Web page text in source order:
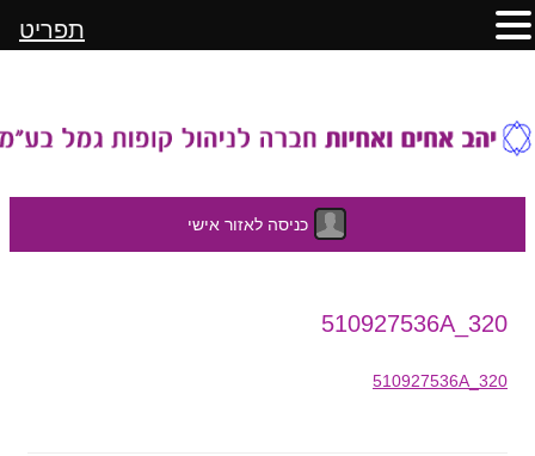
כניסה לאזור אישי
510927536A_320
510927536A_320
תפריט